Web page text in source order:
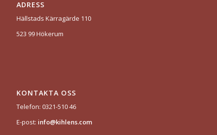
ADRESS
Hällstads Kärragärde 110
523 99 Hökerum
KONTAKTA OSS
Telefon: 0321-510 46
E-post: info@kihlens.com